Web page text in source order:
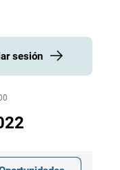
sesión